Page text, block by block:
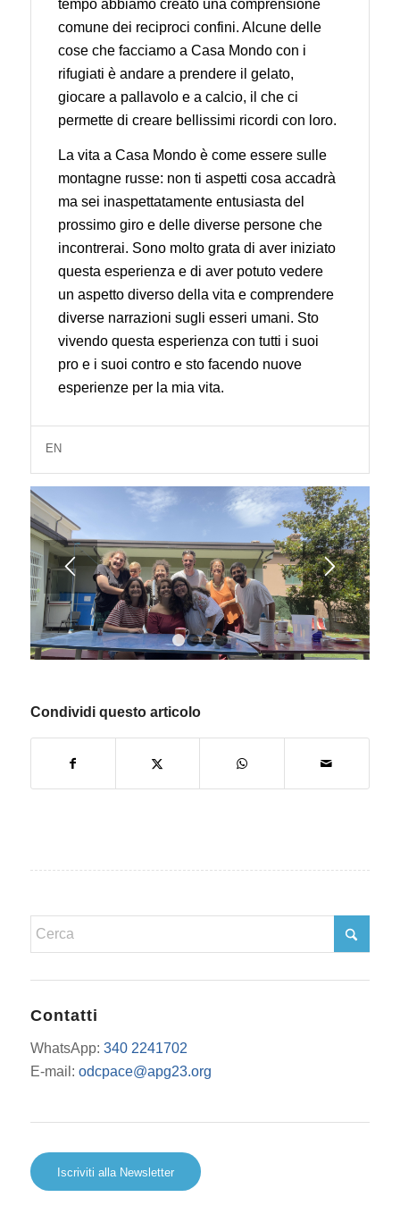
tempo abbiamo creato una comprensione
comune dei reciproci confini. Alcune delle
cose che facciamo a Casa Mondo con i
rifugiati è andare a prendere il gelato,
giocare a pallavolo e a calcio, il che ci
permette di creare bellissimi ricordi con loro.
La vita a Casa Mondo è come essere sulle
montagne russe: non ti aspetti cosa accadrà
ma sei inaspettatamente entusiasta del
prossimo giro e delle diverse persone che
incontrerai. Sono molto grata di aver iniziato
questa esperienza e di aver potuto vedere
un aspetto diverso della vita e comprendere
diverse narrazioni sugli esseri umani. Sto
vivendo questa esperienza con tutti i suoi
pro e i suoi contro e sto facendo nuove
esperienze per la mia vita.
EN
1 2 3 4
Condividi questo articolo
Contatti
WhatsApp: 340 2241702
E-mail: odcpace@apg23.org
Iscriviti alla Newsletter